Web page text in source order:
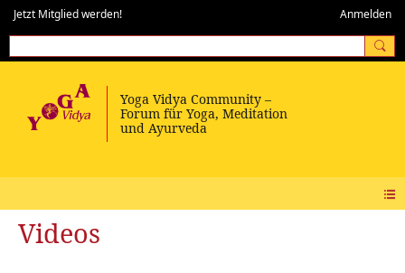
Jetzt Mitglied werden! Anmelden
Videos